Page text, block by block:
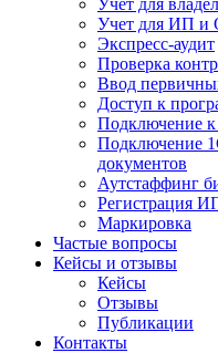
Учет для
Учет для ИП и
Экспресс-аудит
Проверка
Ввод
Доступ к
Подключение
Подключение
документов
Аутстаффинг
Регистрация
Маркировка
Частые вопросы
Кейсы и отзывы
Кейсы
Отзывы
Публикации
Контакты